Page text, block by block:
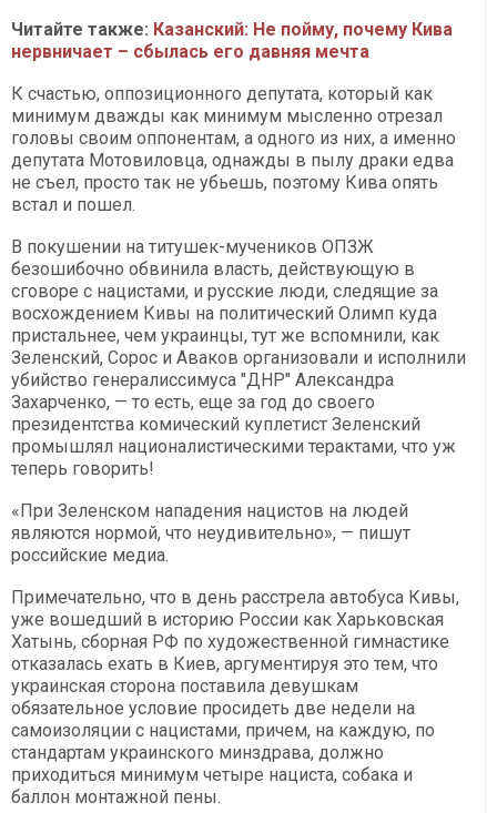
Читайте также: Казанский: Не пойму, почему Кива
нервничает – сбылась его давняя мечта
К счастью, оппозиционного депутата, который как
минимум дважды как минимум мысленно отрезал
головы своим оппонентам, а одного из них, а именно
депутата Мотовиловца, однажды в пылу драки едва
не съел, просто так не убьешь, поэтому Кива опять
встал и пошел.
В покушении на титушек-мучеников ОПЗЖ
безошибочно обвинила власть, действующую в
сговоре с нацистами, и русские люди, следящие за
восхождением Кивы на политический Олимп куда
пристальнее, чем украинцы, тут же вспомнили, как
Зеленский, Сорос и Аваков организовали и исполнили
убийство генералиссимуса "ДНР" Александра
Захарченко, — то есть, еще за год до своего
президентства комический куплетист Зеленский
промышлял националистическими терактами, что уж
теперь говорить!
«При Зеленском нападения нацистов на людей
являются нормой, что неудивительно», — пишут
российские медиа.
Примечательно, что в день расстрела автобуса Кивы,
уже вошедший в историю России как Харьковская
Хатынь, сборная РФ по художественной гимнастике
отказалась ехать в Киев, аргументируя это тем, что
украинская сторона поставила девушкам
обязательное условие просидеть две недели на
самоизоляции с нацистами, причем, на каждую, по
стандартам украинского минздрава, должно
приходиться минимум четыре нациста, собака и
баллон монтажной пены.